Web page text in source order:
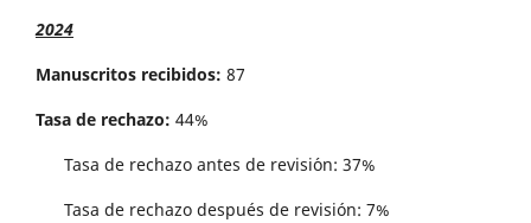
2024
Manuscritos recibidos: 87
Tasa de rechazo: 44%
Tasa de rechazo antes de revisi´on: 37%
Tasa de rechazo después de revisión: 7%